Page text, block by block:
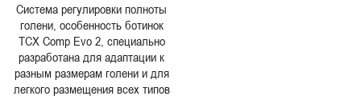
Система регулировки полноты
голени, особенность ботинок
TCX Comp Evo 2, специально
разработана для адаптации к
разным размерам голени и для
легкого размещения всех типов